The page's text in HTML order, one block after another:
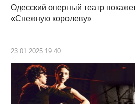
Одесский оперный театр
«Снежную королеву»
…
23.01.2025 19:40